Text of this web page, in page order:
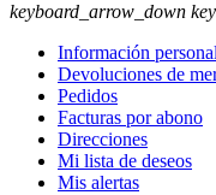
keyboard_arrow_down
Información
Devoluciones de
Pedidos
Facturas por abono
Direcciones
Mi lista de deseos
Mis alertas